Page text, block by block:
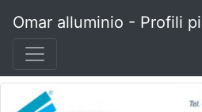
Omar alluminio - Profili